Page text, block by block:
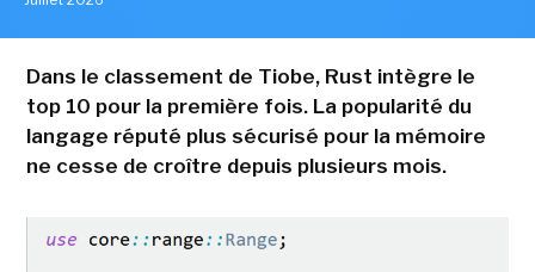
Dans le classement de Tiobe, Rust intègre le
top 10 pour la première fois. La popularité du
langage réputé plus sécurisé pour la mémoire
ne cesse de croître depuis plusieurs mois.